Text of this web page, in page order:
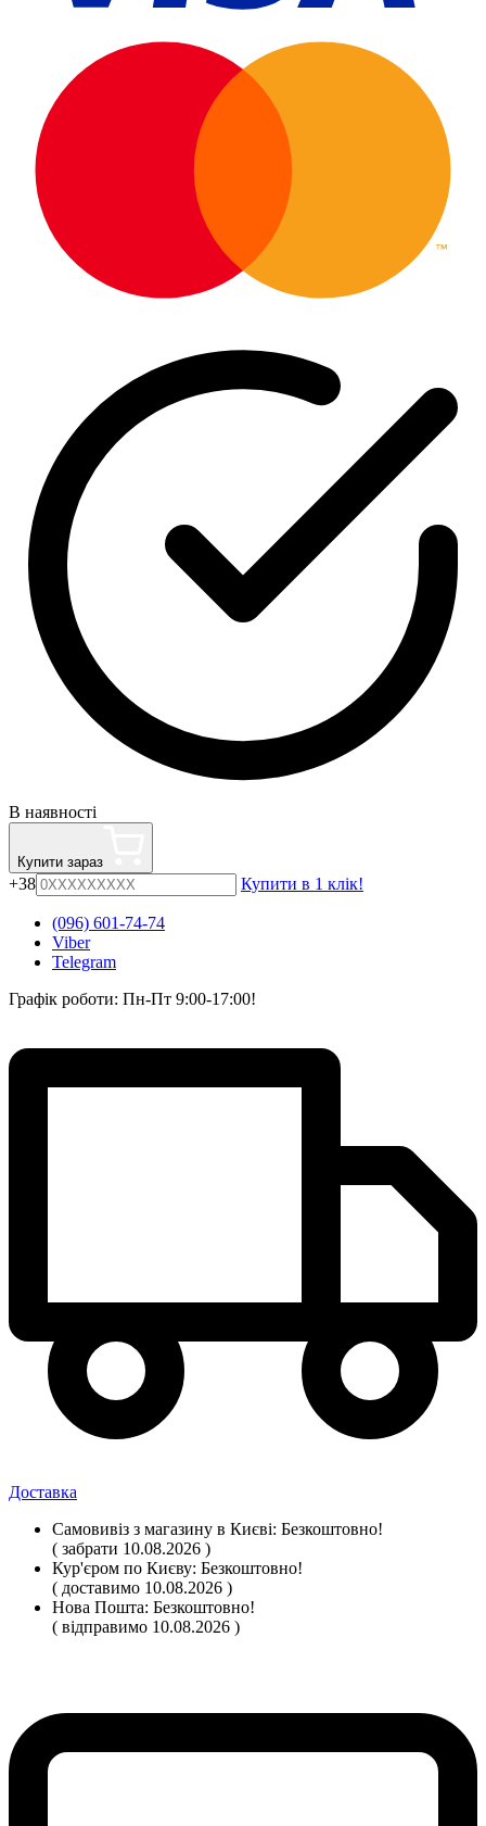
В наявності
Купити зараз
+38 Купити в 1 клік!
(096) 601-74-74
Viber
Telegram
Графік роботи: Пн-Пт 9:00-17:00!
Доставка
Самовивіз з магазину в Києві: Безкоштовно!
( забрати 10.08.2026 )
Кур'єром по Києву: Безкоштовно!
( доставимо 10.08.2026 )
Нова Пошта: Безкоштовно!
( відправимо 10.08.2026 )